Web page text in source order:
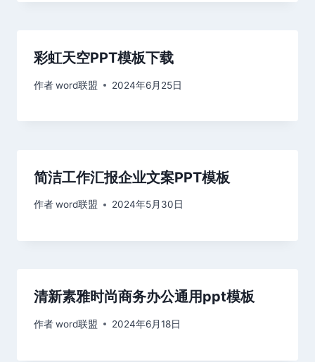
彩虹天空PPT模板下载
作者word联盟 2024年6月25日
简洁工作汇报企业文案PPT模板
作者word联盟 2024年5月30日
清新素雅时尚商务办公通用ppt模板
作者word联盟 2024年6月18日